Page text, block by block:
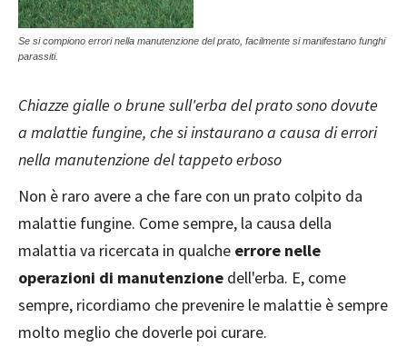
Se si compiono errori nella manutenzione del prato, facilmente si manifestano funghi
parassiti.
Chiazze gialle o brune sull'erba del prato sono dovute
a malattie fungine, che si instaurano a causa di errori
nella manutenzione del tappeto erboso
Non è raro avere a che fare con un prato colpito da
malattie fungine. Come sempre, la causa della
malattia va ricercata in qualche errore nelle
operazioni di manutenzione dell'erba. E, come
sempre, ricordiamo che prevenire le malattie è sempre
molto meglio che doverle poi curare.